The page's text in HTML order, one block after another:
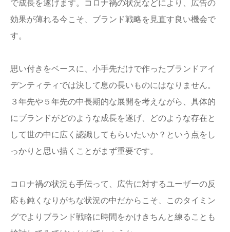
で成長を遂げます。コロナ禍の状況などにより、広告の
効果が薄れる今こそ、ブランド戦略を見直す良い機会で
す。
思い付きをベースに、小手先だけで作ったブランドアイ
デンティティでは決して息の長いものにはなりません。
３年先や５年先の中長期的な展開を考えながら、具体的
にブランドがどのような成長を遂げ、どのような存在と
して世の中に広く認識してもらいたいか？という点をし
っかりと思い描くことがまず重要です。
コロナ禍の状況も手伝って、広告に対するユーザーの反
応も鈍くなりがちな状況の中だからこそ、このタイミン
グでよりブランド戦略に時間をかけきちんと練ることも